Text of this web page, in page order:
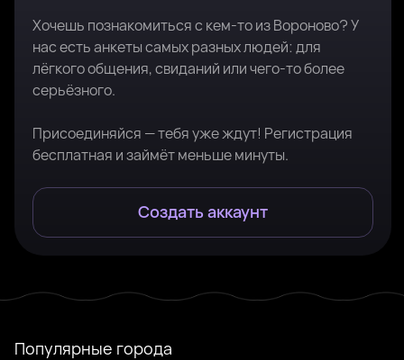
Хочешь познакомиться с кем-то из Вороново? У
нас есть анкеты самых разных людей: для
лёгкого общения, свиданий или чего-то более
серьёзного.
Присоединяйся — тебя уже ждут! Регистрация
бесплатная и займёт меньше минуты.
Создать аккаунт
Популярные города